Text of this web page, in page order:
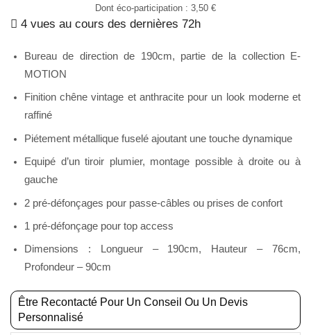
Dont éco-participation : 3,50 €
4 vues au cours des dernières 72h
Bureau de direction de 190cm, partie de la collection E-
MOTION
Finition chêne vintage et anthracite pour un look moderne et
raffiné
Piétement métallique fuselé ajoutant une touche dynamique
Equipé d’un tiroir plumier, montage possible à droite ou à
gauche
2 pré-défonçages pour passe-câbles ou prises de confort
1 pré-défonçage pour top access
Dimensions : Longueur – 190cm, Hauteur – 76cm,
Profondeur – 90cm
Être Recontacté Pour Un Conseil Ou Un Devis
Personnalisé